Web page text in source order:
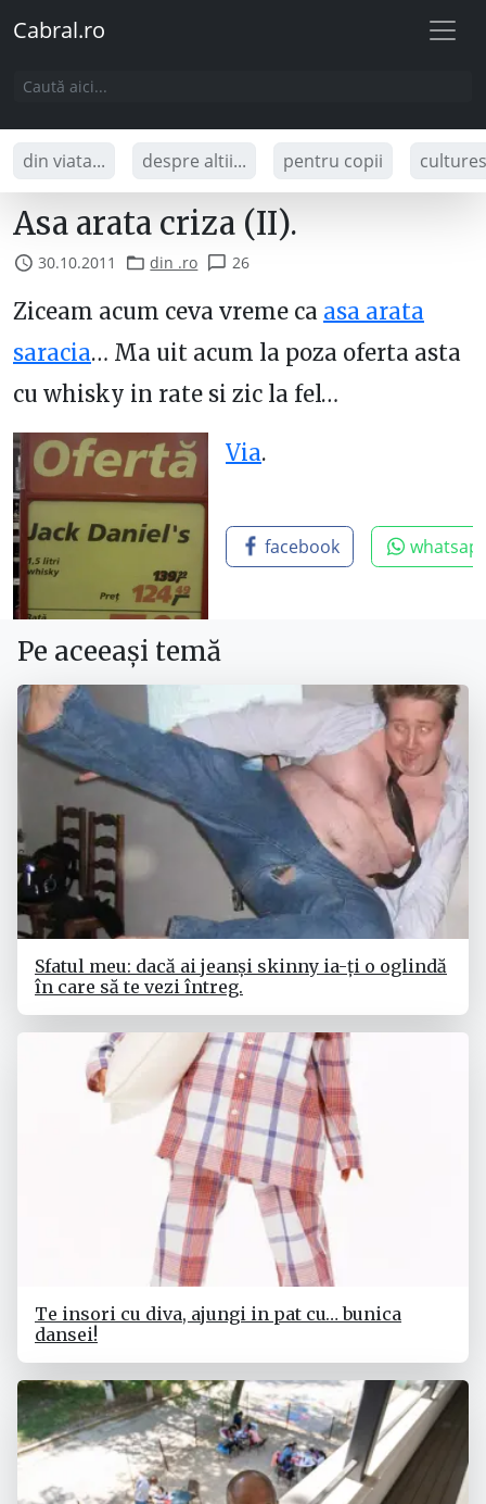
Cabral.ro
din viata... despre altii... pentru copii
Asa arata criza (II).
30.10.2011 din .ro 26
Ziceam acum ceva vreme ca asa arata
saracia… Ma uit acum la poza oferta asta
cu whisky in rate si zic la fel…
Via.
facebook
Pe aceeași temă
Sfatul meu: dacă ai jeanși skinny ia-ți o oglindă
în care să te vezi întreg.
Te insori cu diva, ajungi in pat cu… bunica
dansei!